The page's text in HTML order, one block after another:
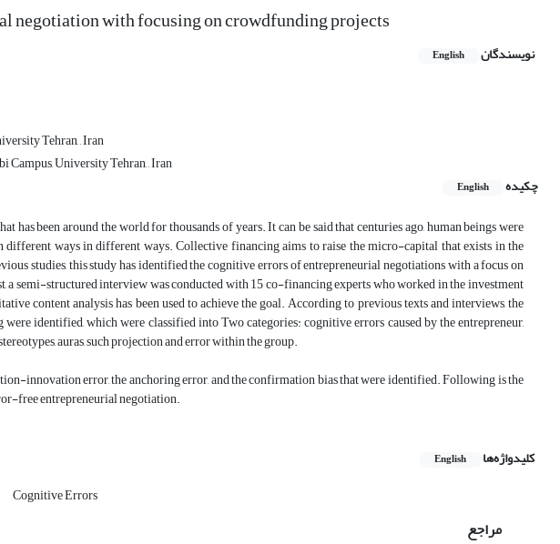
negotiation with focusing on crowdfunding projects
نویسندگان English
Tehran, , Iran
Campus, University Tehran, , Iran
چکیده
English
been around the world for thousands of years. It can be said that centuries ago, human beings were
ways in different ways. Collective financing aims to raise the micro-capital that exists in the
studies, this study has identified the cognitive errors of entrepreneurial negotiations with a focus on
a semi-structured interview was conducted with 15 co-financing experts who worked in the investment
content analysis has been used to achieve the goal. According to previous texts and interviews, the
identified, which were classified into Two categories: cognitive errors caused by the entrepreneur,
auras, such projection and error within the group.
innovation error, the anchoring error, and the confirmation bias that were identified. Following is the
free entrepreneurial negotiation.
کلیدواژه‌ها English
Cognitive Errors
مراجع